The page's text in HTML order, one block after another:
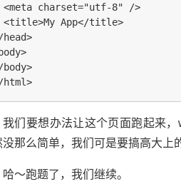
<meta charset="utf-8" />
<title>My App</title>
我们要想办法让这个页面跑起来
没那么简单，我们可是要搞高大上
哈～跑题了，我们继续。